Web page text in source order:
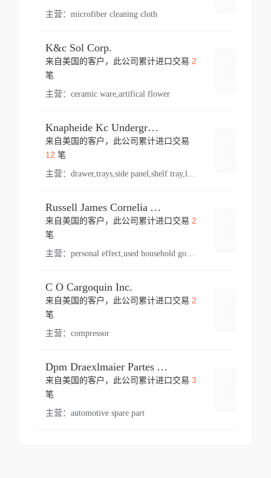
主营： microfiber cleaning cloth
K&c Sol Corp.
来自美国的客户，此公司累计进口交易 2
笔
主营： ceramic ware,artifical flower
Knapheide Kc Underground
来自美国的客户，此公司累计进口交易
12 笔
主营：
Russell James Cornelia Arlington Va
来自美国的客户，此公司累计进口交易 2
笔
主营： personal effect,used household goods
C O Cargoquin Inc.
来自美国的客户，此公司累计进口交易 2
笔
主营： compressor
Dpm Draexlmaier Partes Automotrices Corr Ind Huejotzingo
来自美国的客户，此公司累计进口交易 3
笔
主营： automotive spare part